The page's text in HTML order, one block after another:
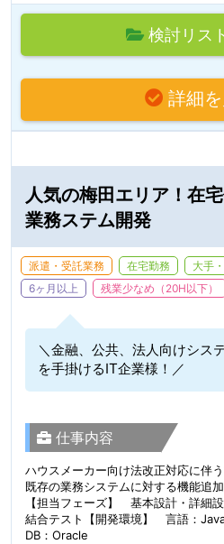
検討リス
詳細
人気の梅田エリア！在
業務ステム開発
派遣・受託業務 在宅勤務 大手
6ヶ月以上
残業少なめ（20H以下）
＼金融、公共、法人向けシス
を手掛けるIT企業様！／
仕事内容
ハウスメーカー向け法改正対応に伴
既存の業務システムに対する機能追
【担当フェーズ】 基本設計・詳細
結合テスト【開発環境】 言語：
DB：Oracle